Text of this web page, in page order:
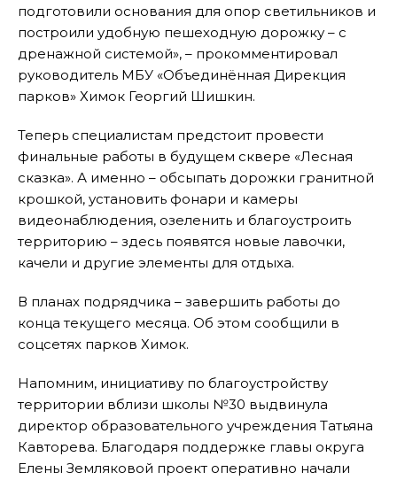
подготовили основания для опор светильников и
построили удобную пешеходную дорожку – с
дренажной системой», – прокомментировал
руководитель МБУ «Объединённая Дирекция
парков» Химок Георгий Шишкин.
Теперь специалистам предстоит провести
финальные работы в будущем сквере «Лесная
сказка». А именно – обсыпать дорожки гранитной
крошкой, установить фонари и камеры
видеонаблюдения, озеленить и благоустроить
территорию – здесь появятся новые лавочки,
качели и другие элементы для отдыха.
В планах подрядчика – завершить работы до
конца текущего месяца. Об этом сообщили в
соцсетях парков Химок.
Напомним, инициативу по благоустройству
территории вблизи школы №30 выдвинула
директор образовательного учреждения Татьяна
Кавторева. Благодаря поддержке главы округа
Елены Земляковой проект оперативно начали